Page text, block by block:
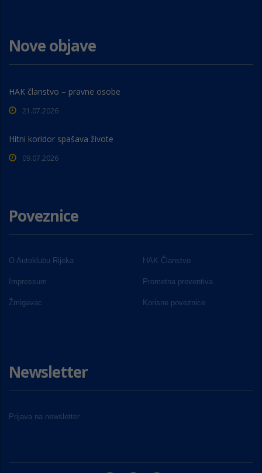
Nove objave
HAK članstvo – pravne osobe
21.07.2026
Hitni koridor spašava živote
09.07.2026
Poveznice
O Autoklubu Rijeka HAK Članstvo
Impressum Prometna preventiva
Žmigavac Korisne poveznice
Newsletter
Prijava na newsletter